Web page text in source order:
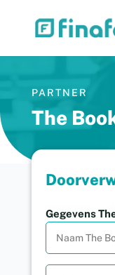
PARTNER
The
Gegevens